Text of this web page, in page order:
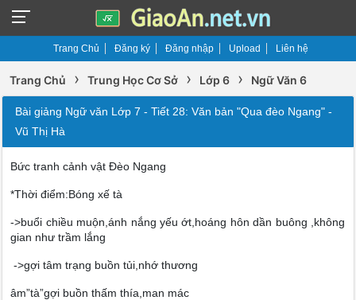
Trang Chủ Đăng ký Đăng nhập Upload Liên hệ
Trang Chủ › Trung Học Cơ Sở › Lớp 6 › Ngữ Văn 6
Bài giảng Ngữ văn Lớp 7 - Tiết 28: Văn bản "Qua đèo Ngang" -
Vũ Thị Hà
Bức tranh cảnh vật Đèo Ngang
*Thời điểm:Bóng xế tà
->buổi chiều muộn,ánh nắng yếu ớt,hoáng hôn dần buông ,không
gian như trầm lắng
->gợi tâm trạng buồn tủi,nhớ thương
âm”tà”gợi buồn thấm thía,man mác